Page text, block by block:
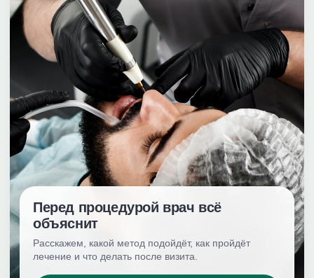
Перед процедурой врач всё
объяснит
Расскажем, какой метод подойдёт, как пройдёт
лечение и что делать после визита.